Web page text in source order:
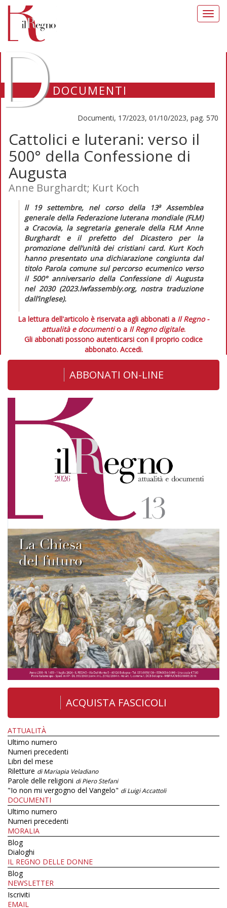
DOCUMENTI
Documenti, 17/2023, 01/10/2023, pag. 570
Cattolici e luterani: verso il
500° della Confessione di
Augusta
Anne Burghardt; Kurt Koch
ll 19 settembre, nel corso della 13aAssemblea
generale della Federazione luterana mondiale (FLM)
a Cracovia, la segretaria generale della FLM Anne
Burghardt e il prefetto del Dicastero per la
promozione dell’unità dei cristiani card. Kurt Koch
hanno presentato una dichiarazione congiunta dal
titolo Parola comunesul percorso ecumenico verso
il 500° anniversario della Confessione di Augusta
nel 2030 (2023.lwfassembly.org, nostra traduzione
dall’inglese).
La lettura dell'articolo è riservata agli abbonati a Il Regno -
attualità e documentio a Il Regno digitale.
Gli abbonati possono autenticarsi con il proprio codice
abbonato. Accedi.
ABBONATI ON-LINE
ACQUISTA FASCICOLI
ATTUALITÀ
Ultimo numero
Numeri precedenti
Libri del mese
Riletture di Mariapia Veladiano
Parole delle religioni di Piero Stefani
"Io non mi vergogno del Vangelo" di Luigi Accattoli
DOCUMENTI
Ultimo numero
Numeri precedenti
MORALIA
Blog
Dialoghi
IL REGNO DELLE DONNE
Blog
NEWSLETTER
Iscriviti
EMAIL